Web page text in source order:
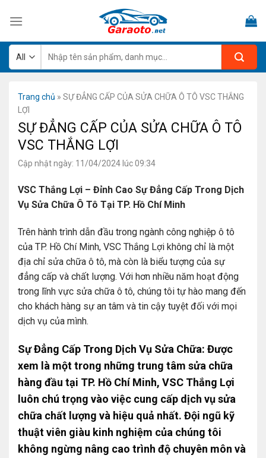
kiếm:
Trang chủ » SỰ ĐẲNG CẤP CỦA SỬA CHỮA Ô TÔ VSC THẮNG
LỢI
SỰ ĐẲNG CẤP CỦA SỬA CHỮA Ô TÔ
VSC THẮNG LỢI
Cập nhật ngày: 11/04/2024 lúc 09:34
VSC Thắng Lợi – Đỉnh Cao Sự Đẳng Cấp Trong Dịch
Vụ Sửa Chữa Ô Tô Tại TP. Hồ Chí Minh
Trên hành trình dẫn đầu trong ngành công nghiệp ô tô
của TP. Hồ Chí Minh, VSC Thắng Lợi không chỉ là một
địa chỉ sửa chữa ô tô, mà còn là biểu tượng của sự
đẳng cấp và chất lượng. Với hơn nhiều năm hoạt động
trong lĩnh vực sửa chữa ô tô, chúng tôi tự hào mang đến
cho khách hàng sự an tâm và tin cậy tuyệt đối với mọi
dịch vụ của mình.
Sự Đẳng Cấp Trong Dịch Vụ Sửa Chữa: Được
xem là một trong những trung tâm sửa chữa
hàng đầu tại TP. Hồ Chí Minh, VSC Thắng Lợi
luôn chú trọng vào việc cung cấp dịch vụ sửa
chữa chất lượng và hiệu quả nhất. Đội ngũ kỹ
thuật viên giàu kinh nghiệm của chúng tôi
không ngừng nâng cao trình độ chuyên môn và